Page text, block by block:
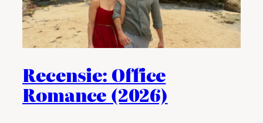
Recensie: Office
Romance (2026)